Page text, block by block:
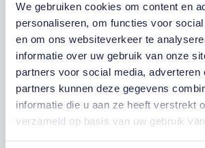
We gebruiken cookies om content en
personaliseren, om functies voor
en om ons websiteverkeer te
informatie over uw gebruik van onze
partners voor social media, adverteren
partners kunnen deze gegevens
informatie die u aan ze heeft verstrekt
verzameld op basis van uw gebruik
E-MAILADRES
Ja, ik word fan van TeamNL en
graag gepersonaliseerd
TeamNL, het TeamNL Huis,
kortingen, voorrang op
video’s en merchandise. Je